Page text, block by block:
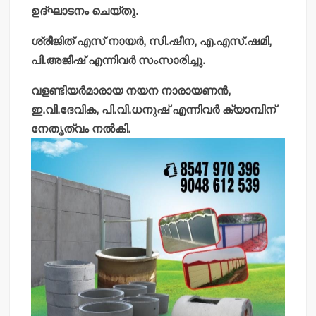
ഉദ്ഘാടനം ചെയ്തു.
ശ്രീജിത് എസ് നായര്‍, സി.ഷീന, എ.എസ്.ഷമി,
പി.അജീഷ് എന്നിവര്‍ സംസാരിച്ചു.
വളണ്ടിയര്‍മാരായ നയന നാരായണന്‍,
ഇ.വി.ദേവിക, പി.വി.ധനുഷ് എന്നിവര്‍ ക്യാമ്പിന്
നേതൃത്വം നല്‍കി.